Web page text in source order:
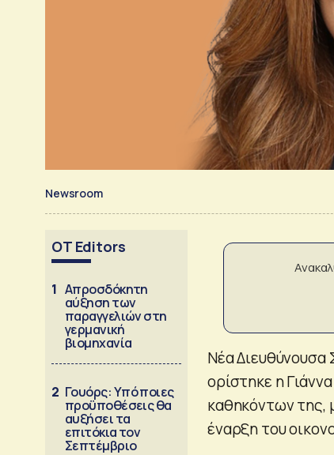
Newsroom
OT Editors
1 Απροσδόκητη
αύξηση των
παραγγελιών στη
γερμανική
βιομηχανία
2 Γουόρς: Υπό ποιες
προϋποθέσεις θα
αυξήσει τα
επιτόκια τον
Σεπτέμβριο
Νέα Διευθύνουσα
ορίστηκε η
καθηκόντων της,
έναρξη του